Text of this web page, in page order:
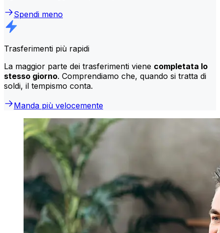
Spendi meno
Trasferimenti più rapidi
La maggior parte dei trasferimenti viene completata lo
stesso giorno. Comprendiamo che, quando si tratta di
soldi, il tempismo conta.
Manda più velocemente